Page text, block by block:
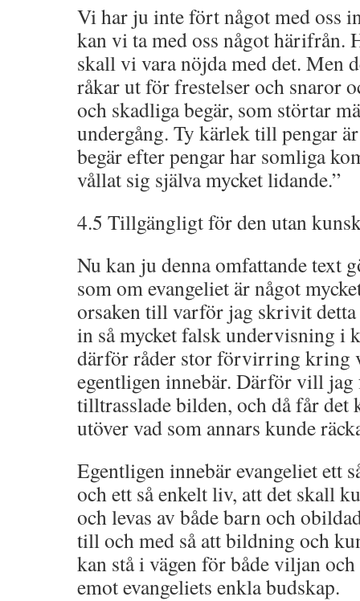
Vi har ju inte fört något med oss
kan vi ta med oss något härifrån.
skall vi vara nöjda med det. Men
råkar ut för frestelser och snaror
och skadliga begär, som störtar
undergång. Ty kärlek till pengar
begär efter pengar har somliga
vållat sig själva mycket lidande.”
4.5 Tillgängligt för den utan
Nu kan ju denna omfattande text
som om evangeliet är något
orsaken till varför jag skrivit
in så mycket falsk undervisning i
därför råder stor förvirring kring
egentligen innebär. Därför vill jag
tilltrasslade bilden, och då får det
utöver vad som annars kunde
Egentligen innebär evangeliet ett
och ett så enkelt liv, att det skall
och levas av både barn och
till och med så att bildning och
kan stå i vägen för både viljan
emot evangeliets enkla budskap.